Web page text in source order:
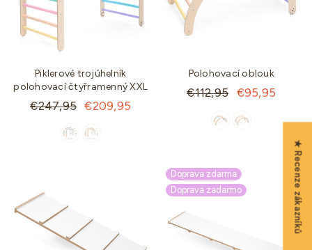
Piklerové trojúhelník
polohovací čtyřramenný XXL
Standartní
€247,95 €209,95
Polohovací oblouk
Standartní
€112,95 €95,95
Doprava zdarma
Doprava zadarmo
★ Recenze zákazníků